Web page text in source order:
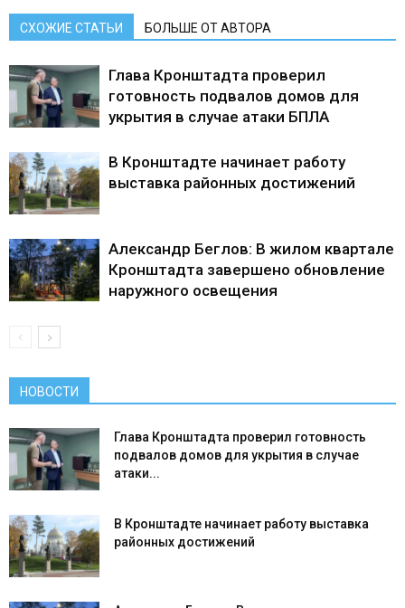
СХОЖИЕ СТАТЬИ БОЛЬШЕ ОТ АВТОРА
Глава Кронштадта проверил
готовность подвалов домов для
укрытия в случае атаки БПЛА
В Кронштадте начинает работу
выставка районных достижений
Александр Беглов: В жилом квартале
Кронштадта завершено обновление
наружного освещения
НОВОСТИ
Глава Кронштадта проверил готовность
подвалов домов для укрытия в случае
атаки...
В Кронштадте начинает работу выставка
районных достижений